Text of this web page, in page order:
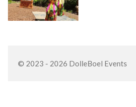
© 2023 - 2026 DolleBoel Events